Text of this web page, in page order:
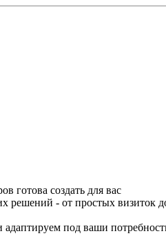
готова создать для вас
решений - от простых визиток
адаптируем под ваши